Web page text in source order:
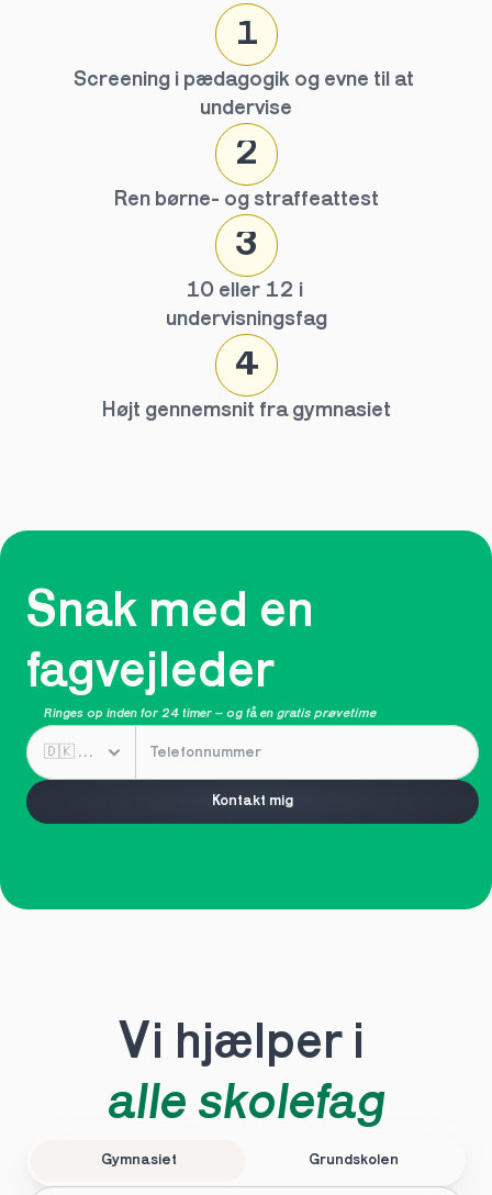
1
Screening i pædagogik og evne til at
undervise
2
Ren børne- og straffeattest
3
10 eller 12 i
undervisningsfag
4
Højt gennemsnit fra gymnasiet
Snak med en
fagvejleder
Ringes op inden for 24 timer – og få en gratis prøvetime
Kontakt mig
Vi hjælper i
alle skolefag
Gymnasiet Grundskolen